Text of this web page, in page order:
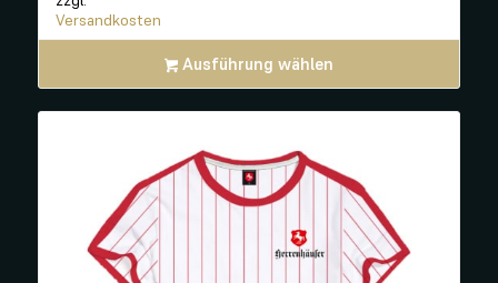
Versandkosten
Ausführung wählen